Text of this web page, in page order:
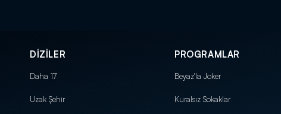
DİZİLER
Daha 17
Uzak Şehir
PROGRAMLAR
Beyaz'la Joker
Kuralsız Sokaklar